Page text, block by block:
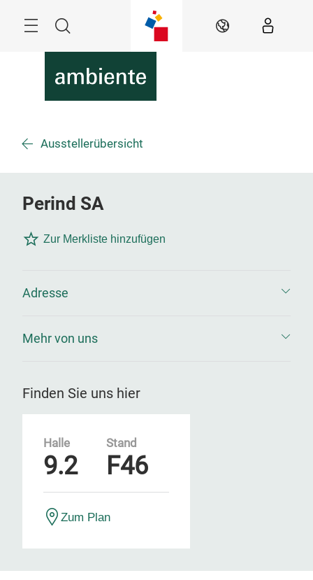
Suche DE
Ausstellerübersicht
Perind SA
Zur Merkliste hinzufügen
Adresse
Mehr von uns
Finden Sie uns hier
Halle
9.2
Stand
F46
Zum Plan